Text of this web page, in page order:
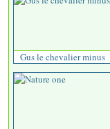
Gus le chevalier minus